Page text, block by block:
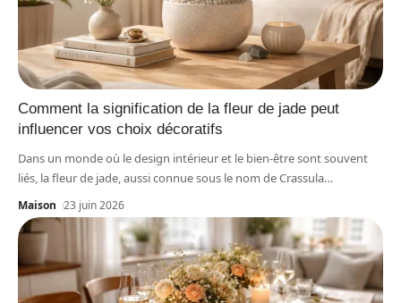
Comment la signification de la fleur de jade peut
influencer vos choix décoratifs
Dans un monde où le design intérieur et le bien-être sont souvent
liés, la fleur de jade, aussi connue sous le nom de Crassula…
Maison 23 juin 2026